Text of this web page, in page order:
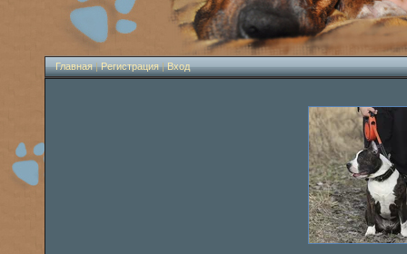
Главная|Регистрация|Вход